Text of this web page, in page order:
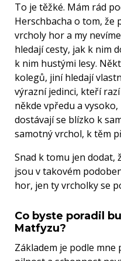
To je těžké. Mám rád
Herschbacha o tom,
vrcholy hor a my
hledají cesty, jak k nim
k nim hustými lesy.
kolegů, jiní hledají
výrazní jedinci, kteří
někde vpředu a
dostávají se blízko k
samotný vrchol, k těm
Snad k tomu jen dodat,
jsou v takovém
hor, jen ty vrcholky se
Co byste poradil
Matfyzu?
Základem je podle